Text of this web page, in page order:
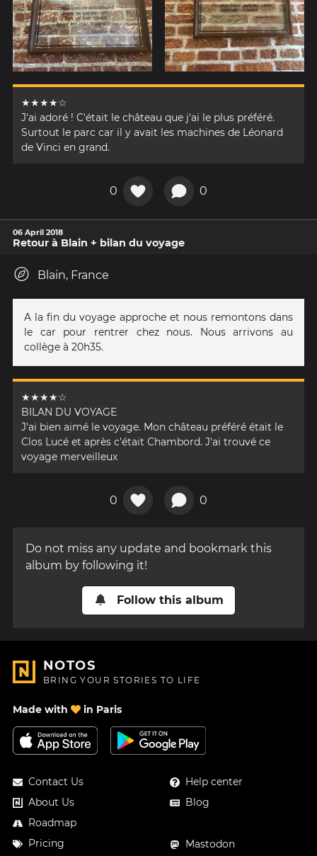
★★★★☆
J'ai adoré ! C'était le château que j'ai le plus préféré.
Surtout le parc car il y avait les machines de Léonard
de Vinci en grand.
0 0
06 April 2018
Retour à Blain + bilan du voyage
Blain, France
A la fin du voyage approche et nous remontons dans
le car pour rentrer chez nous. Nous arrivons au
collège à 20h35.
★★★★☆
BILAN DU VOYAGE
J'ai bien aimé le voyage. Mon château préféré était le
Clos Lucé et après c'était Chambord. J'ai trouvé ce
voyage merveilleux
0 0
Do not miss any update and bookmark this
album by following it!
Follow this album
NOTOS
BRING YOUR STORIES TO LIFE
Made with in Paris
Contact Us
About Us
Roadmap
Pricing
Help center
Blog
Mastodon